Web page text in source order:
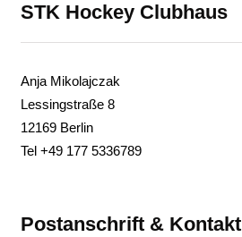
STK Hockey Clubhaus
Anja Mikolajczak
Lessingstraße 8
12169 Berlin
Tel +49 177 5336789
Postanschrift & Kontakt